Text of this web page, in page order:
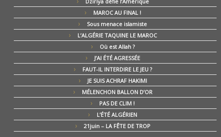
MAROC AU FINAL !
Sous menace islamiste
L’ALGÉRIE TAQUINE LE MAROC
Où est Allah ?
J’AI ÉTÉ AGRESSÉE
FAUT-IL INTERDIRE LE JEU ?
JE SUIS ACHRAF HAKIMI
MÉLENCHON BALLON D’OR
PAS DE CLIM !
L’ÉTÉ ALGÉRIEN
21juin – LA FÊTE DE TROP